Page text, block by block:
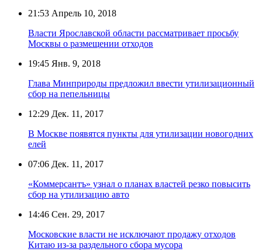
21:53 Апрель 10, 2018
Власти Ярославской области рассматривает просьбу
Москвы о размещении отходов
19:45 Янв. 9, 2018
Глава Минприроды предложил ввести утилизационный
сбор на пепельницы
12:29 Дек. 11, 2017
В Москве появятся пункты для утилизации новогодних
елей
07:06 Дек. 11, 2017
«Коммерсантъ» узнал о планах властей резко повысить
сбор на утилизацию авто
14:46 Сен. 29, 2017
Московские власти не исключают продажу отходов
Китаю из-за раздельного сбора мусора